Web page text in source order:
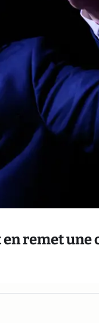
remet une